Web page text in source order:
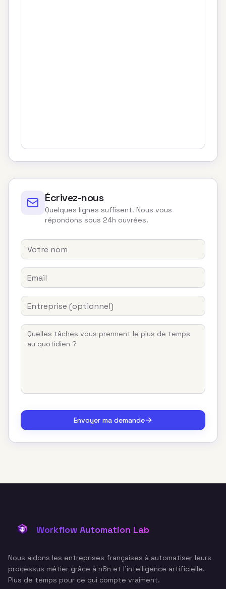
Écrivez-nous
Quelques lignes suffisent. Nous vous
répondons sous 24h ouvrées.
Envoyer ma demande
Workflow Automation Lab
Nous aidons les entreprises françaises à automatiser leurs
processus métier grâce à n8n et l'intelligence artificielle.
Plus de temps pour ce qui compte vraiment.